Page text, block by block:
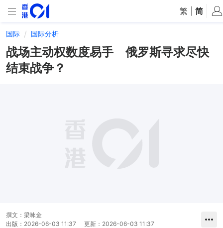
繁 简
国际 国际分析
战场主动权数度易手 俄罗斯寻求尽快
结束战争？
撰文： 梁咏金
出版： 2026-06-03 11:37 更新： 2026-06-03 11:37